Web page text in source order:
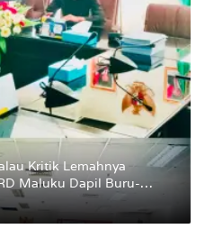
Kritik Lemahnya
Maluku Dapil Buru-
Perubahan Status